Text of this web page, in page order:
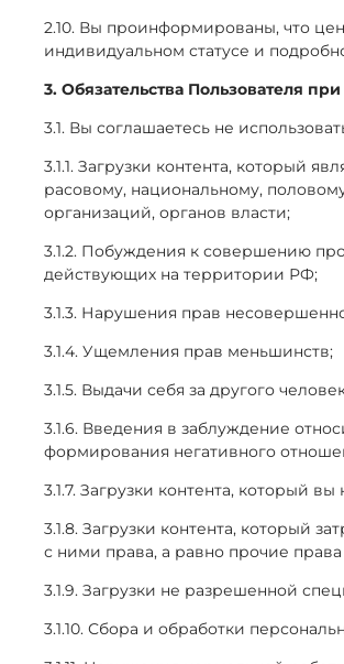
2.10. Вы проинформированы, что
индивидуальном статусе и
3. Обязательства Пользователя
3.1. Вы соглашаетесь не
3.1.1. Загрузки контента, который
расовому, национальному,
организаций, органов власти;
3.1.2. Побуждения к совершению
действующих на территории РФ;
3.1.3. Нарушения прав
3.1.4. Ущемления прав меньшинств;
3.1.5. Выдачи себя за другого
3.1.6. Введения в заблуждение
формирования негативного
3.1.7. Загрузки контента, который
3.1.8. Загрузки контента, который
с ними права, а равно прочие
3.1.9. Загрузки не разрешенной
3.1.10. Сбора и обработки